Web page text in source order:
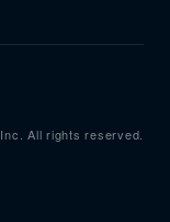
All rights reserved.